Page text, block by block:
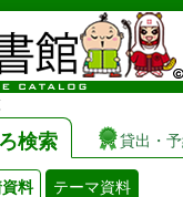
検索 貸出・
料 テーマ資料